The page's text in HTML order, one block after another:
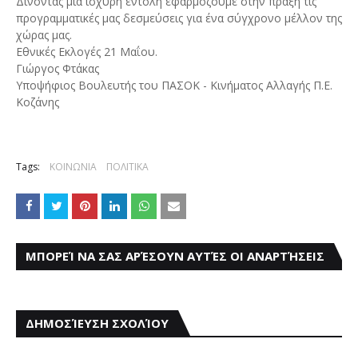
προγραμματικές μας δεσμεύσεις για ένα σύγχρονο μέλλον της
χώρας μας.
Εθνικές Εκλογές 21 Μαΐου.
Γιώργος Φτάκας
Υποψήφιος Βουλευτής του ΠΑΣΟΚ - Κινήματος Αλλαγής Π.Ε.
Κοζάνης
Tags: ΚΟΙΝΩΝΙΑ ΠΟΛΙΤΙΚΑ
ΜΠΟΡΕΊ ΝΑ ΣΑΣ ΑΡΈΣΟΥΝ ΑΥΤΈΣ ΟΙ ΑΝΑΡΤΉΣΕΙΣ
ΔΗΜΟΣΊΕΥΣΗ ΣΧΟΛΊΟΥ